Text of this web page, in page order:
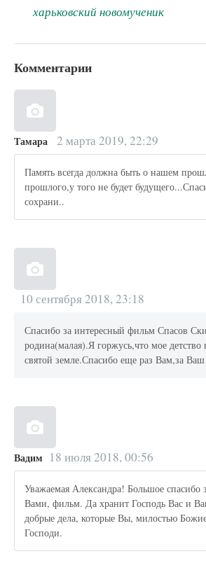
харьковский новомученик
Комментарии
Тамара 2 марта 2019, 22:29
Память всегда должна быть о нашем
прошлого,у того не будет
сохрани..
10 сентября 2018, 23:18
Спасибо за интересный фильм Спасов
родина(малая).Я горжусь,что мое
святой земле.Спасибо еще раз Вам,за Ваш
Вадим 18 июля 2018, 00:56
Уважаемая Александра! Большое спасибо
Вами, фильм. Да хранит Господь Вас и
добрые дела, которые Вы, милостью
Господи.